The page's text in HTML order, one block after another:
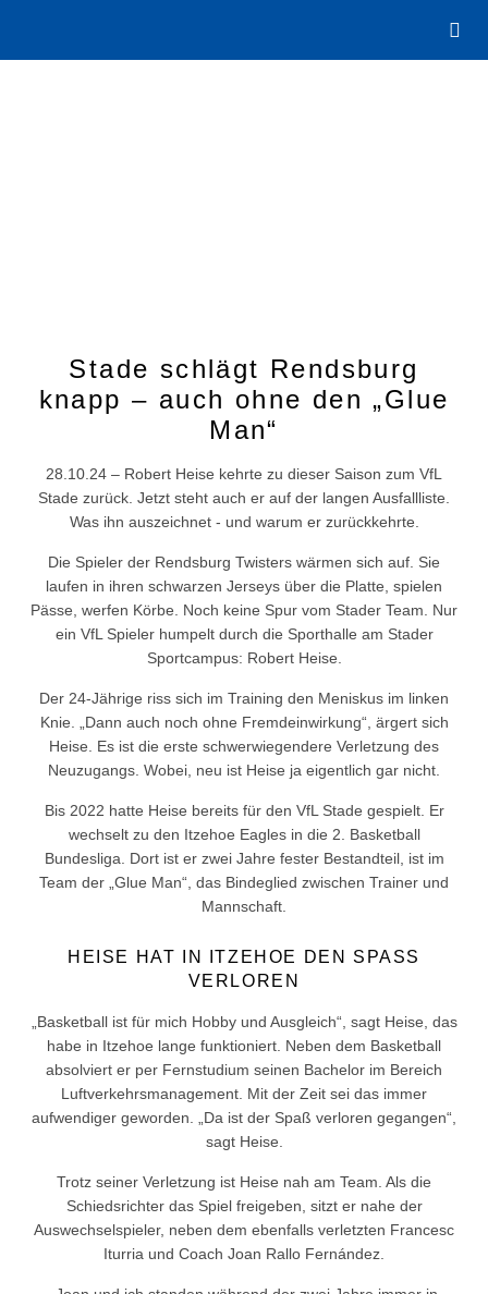
Stade schlägt Rendsburg
knapp – auch ohne den „Glue
Man“
28.10.24 – Robert Heise kehrte zu dieser Saison zum VfL
Stade zurück. Jetzt steht auch er auf der langen Ausfallliste.
Was ihn auszeichnet - und warum er zurückkehrte.
Die Spieler der Rendsburg Twisters wärmen sich auf. Sie
laufen in ihren schwarzen Jerseys über die Platte, spielen
Pässe, werfen Körbe. Noch keine Spur vom Stader Team. Nur
ein VfL Spieler humpelt durch die Sporthalle am Stader
Sportcampus: Robert Heise.
Der 24-Jährige riss sich im Training den Meniskus im linken
Knie. „Dann auch noch ohne Fremdeinwirkung“, ärgert sich
Heise. Es ist die erste schwerwiegendere Verletzung des
Neuzugangs. Wobei, neu ist Heise ja eigentlich gar nicht.
Bis 2022 hatte Heise bereits für den VfL Stade gespielt. Er
wechselt zu den Itzehoe Eagles in die 2. Basketball
Bundesliga. Dort ist er zwei Jahre fester Bestandteil, ist im
Team der „Glue Man“, das Bindeglied zwischen Trainer und
Mannschaft.
HEISE HAT IN ITZEHOE DEN SPASS V
ERLOREN
„Basketball ist für mich Hobby und Ausgleich“, sagt Heise, das
habe in Itzehoe lange funktioniert. Neben dem Basketball
absolviert er per Fernstudium seinen Bachelor im Bereich
Luftverkehrsmanagement. Mit der Zeit sei das immer
aufwendiger geworden. „Da ist der Spaß verloren gegangen“,
sagt Heise.
Trotz seiner Verletzung ist Heise nah am Team. Als die
Schiedsrichter das Spiel freigeben, sitzt er nahe der
Auswechselspieler, neben dem ebenfalls verletzten Francesc
Iturria und Coach Joan Rallo Fernández.